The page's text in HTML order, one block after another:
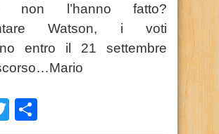
non l’hanno fatto?
Watson, i voti
entro il 21 settembre
Twitter